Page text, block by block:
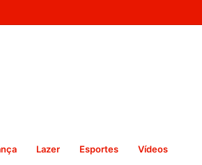
Lazer Esportes Vídeos